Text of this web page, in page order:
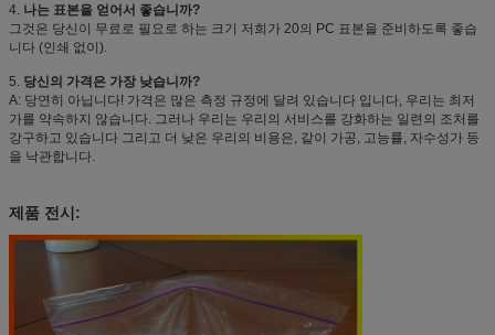
4. 나는 표본을 얻어서 좋습니까?
그것은 당신이 무료로 필요로 하는 크기 저희가 20의 PC 표본을 준비하도록 좋습
니다 (인쇄 없이).
5. 당신의 가격은 가장 낮습니까?
A: 당연히 아닙니다! 가격은 많은 측정 규정에 달려 있습니다 입니다, 우리는 최저
가를 약속하지 않습니다. 그러나 우리는 우리의 서비스를 강화하는 일련의 조처를
강구하고 있습니다 그리고 더 낮은 우리의 비용은, 같이 가공, 고능률, 자수성가 등
을 낙관합니다.
제품 전시: